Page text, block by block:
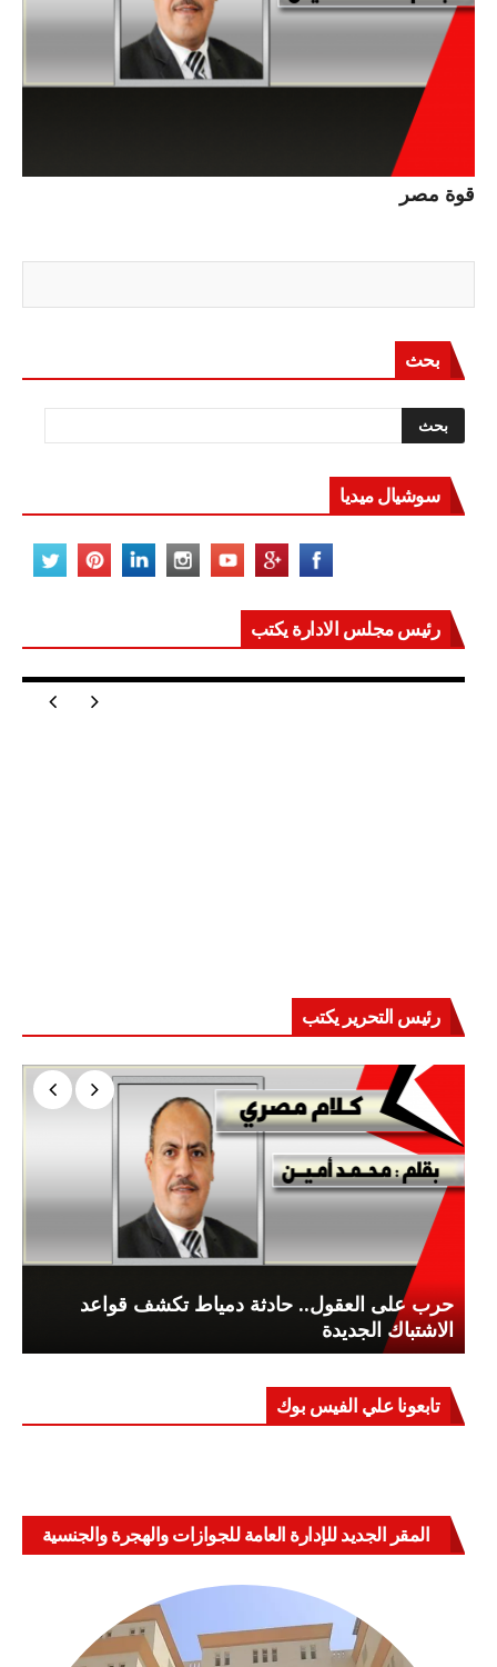
قوة مصر
بحث
سوشيال ميديا
رئيس مجلس الادارة يكتب
مصر تعيد للعالم اتزانه
رئيس التحرير يكتب
حرب على العقول.. حادثة دمياط تكشف قواعد
الاشتباك الجديدة
تابعونا علي الفيس بوك
المقر الجديد للإدارة العامة للجوازات والهجرة والجنسية